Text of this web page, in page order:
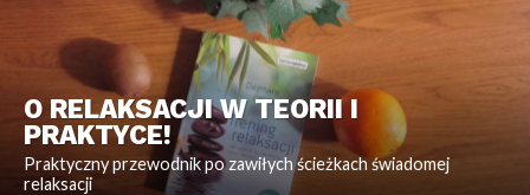
O RELAKSACJI W TEORII I
PRAKTYCE!
Praktyczny przewodnik po zawiłych ścieżkach świadomej
relaksacji